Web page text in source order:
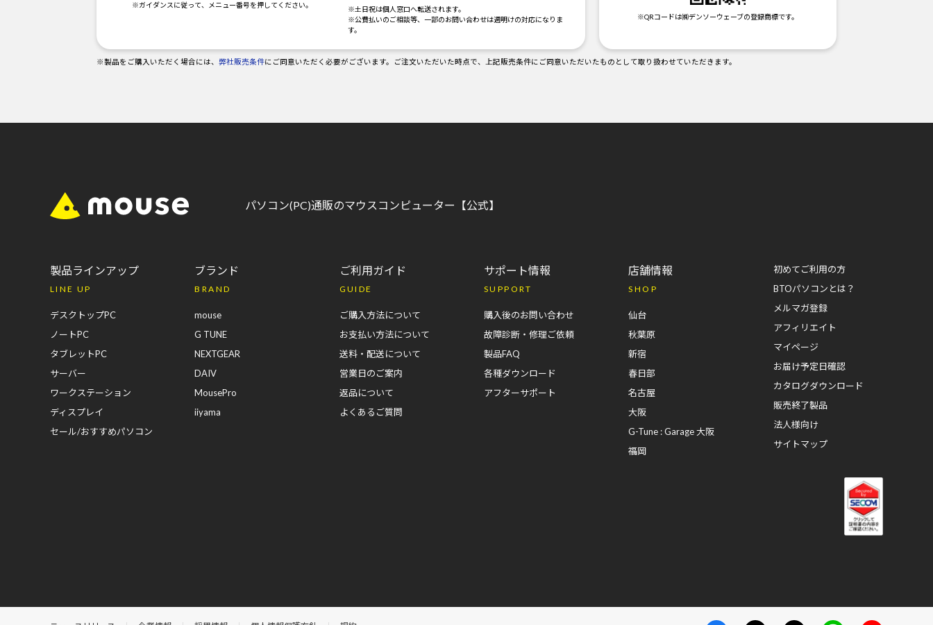
※ガイダンスに従って、メニュー番号を押してください。
※土日祝は個人窓口へ転送されます。
※公費払いのご相談等、一部のお問い合わせは週明けの対応になりま
す。
※QRコードは㈱デンソーウェーブの登録商標です。
※製品をご購入いただく場合には、弊社販売条件にご同意いただく必要がございます。ご注文いただいた時点で、上記販売条件にご同意いただいたものとして取り扱わせていただきます。
パソコン(PC)通販のマウスコンピューター【公式】
製品ラインアップ
LINE UP
デスクトップPC
ノートPC
タブレットPC
サーバー
ワークステーション
ディスプレイ
セール/おすすめパソコン
ブランド
BRAND
mouse
G TUNE
NEXTGEAR
DAIV
MousePro
iiyama
ご利用ガイド
GUIDE
ご購入方法について
お支払い方法について
送料・配送について
営業日のご案内
返品について
よくあるご質問
サポート情報
SUPPORT
購入後のお問い合わせ
故障診断・修理ご依頼
製品FAQ
各種ダウンロード
アフターサポート
店舗情報
SHOP
仙台
秋葉原
新宿
春日部
名古屋
大阪
G-Tune : Garage 大阪
福岡
初めてご利用の方
BTOパソコンとは？
メルマガ登録
アフィリエイト
マイページ
お届け予定日確認
カタログダウンロード
販売終了製品
法人様向け
サイトマップ